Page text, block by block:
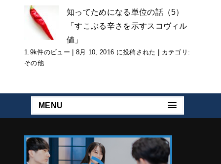
知ってためになる単位の話（5）
「すこぶる辛さを示すスコヴィル
値」
1.9k件のビュー 8月 10, 2016 に投稿された
カテゴリ:
その他
MENU